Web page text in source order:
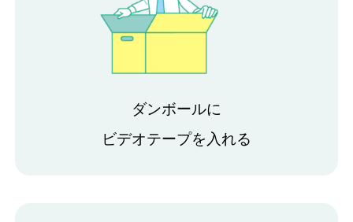
ダンボールに
ビデオテープを入れる